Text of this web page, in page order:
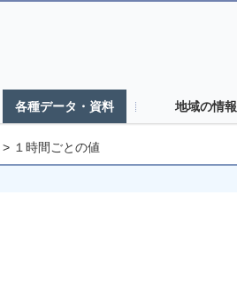
各種データ・資料 地域の情報
> １時間ごとの値